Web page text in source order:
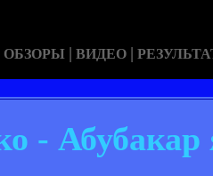
ОБЗОРЫ | ВИДЕО |
- Абубакар